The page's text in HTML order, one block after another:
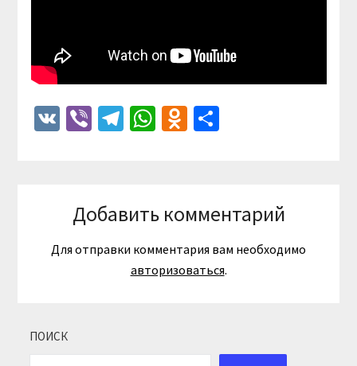
VKViberTelegram
WhatsApp
Odnoklassniki
Отправить
Добавить комментарий
Для отправки комментария вам необходимо
авторизоваться.
ПОИСК